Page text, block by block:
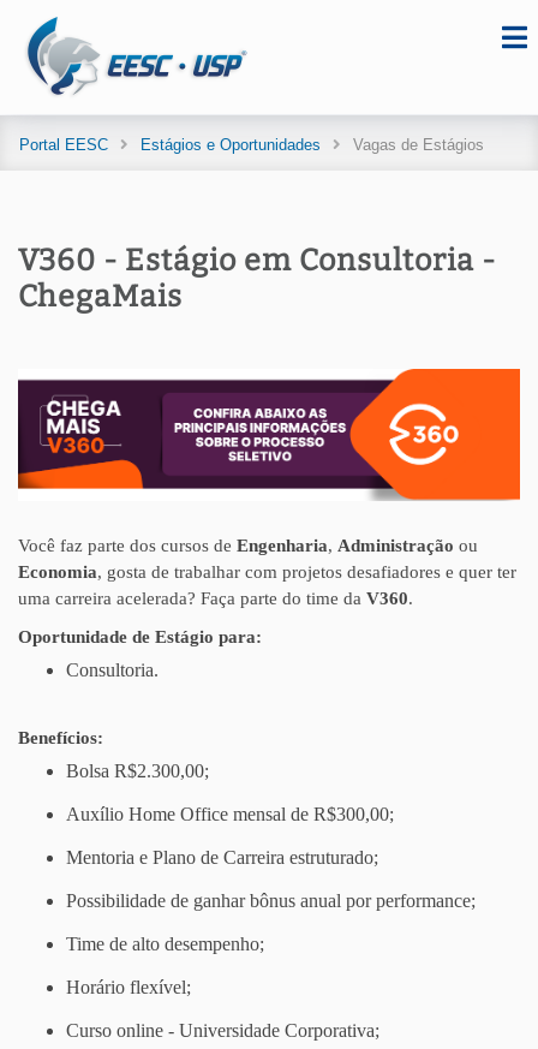
Portal EESC Estágios e Oportunidades Vagas de Estágios
V360 - Estágio em Consultoria -
ChegaMais
Você faz parte dos cursos de Engenharia, Administração ou
Economia, gosta de trabalhar com projetos desafiadores e quer ter
uma carreira acelerada? Faça parte do time da V360.
Oportunidade de Estágio para:
Consultoria.
Benefícios:
Bolsa R$2.300,00;
Auxílio Home Office mensal de R$300,00;
Mentoria e Plano de Carreira estruturado;
Possibilidade de ganhar bônus anual por performance;
Time de alto desempenho;
Horário flexível;
Curso online - Universidade Corporativa;